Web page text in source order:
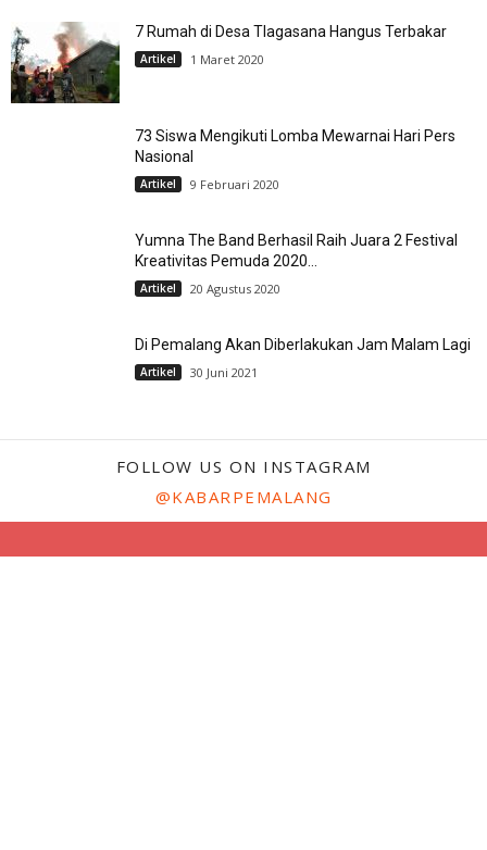
7 Rumah di Desa Tlagasana Hangus Terbakar
Artikel 1 Maret 2020
73 Siswa Mengikuti Lomba Mewarnai Hari Pers
Nasional
Artikel 9 Februari 2020
Yumna The Band Berhasil Raih Juara 2 Festival
Kreativitas Pemuda 2020...
Artikel 20 Agustus 2020
Di Pemalang Akan Diberlakukan Jam Malam Lagi
Artikel 30 Juni 2021
FOLLOW US ON INSTAGRAM
@KABARPEMALANG